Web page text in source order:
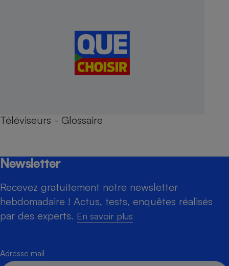
Téléviseurs - Glossaire
Newsletter
Recevez gratuitement notre newsletter
hebdomadaire ! Actus, tests, enquêtes réalisés
par des experts. En savoir plus
Adresse mail